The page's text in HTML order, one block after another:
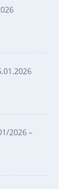
2026 –